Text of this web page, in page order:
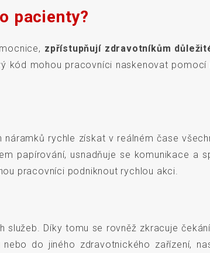
pacienty?
zpřístupňují zdravotníkům
kód mohou pracovníci naskenovat pomocí
rychle získat v reálném čase
papírování, usnadňuje se komunikace a
pracovníci podniknout rychlou akci.
Díky tomu se rovněž zkracuje
do jiného zdravotnického zařízení,